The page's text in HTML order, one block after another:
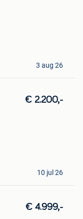
3 aug 26
€ 2.200,-
10 jul 26
€ 4.999,-